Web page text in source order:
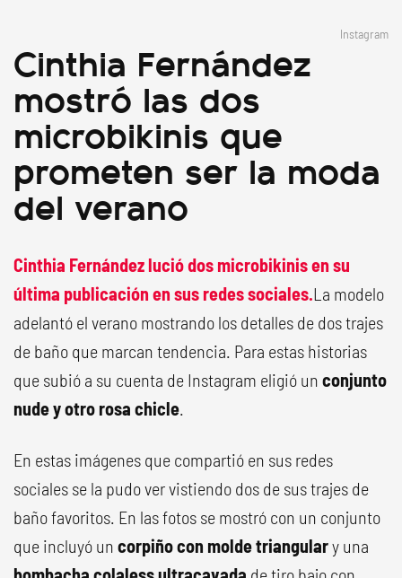
Instagram
Cinthia Fernández
mostró las dos
microbikinis que
prometen ser la moda
del verano
Cinthia Fernández lució dos microbikinis en su
última publicación en sus redes sociales.La modelo
adelantó el verano mostrando los detalles de dos trajes
de baño que marcan tendencia. Para estas historias
que subió a su cuenta de Instagram eligió un conjunto
nude y otro rosa chicle.
En estas imágenes que compartió en sus redes
sociales se la pudo ver vistiendo dos de sus trajes de
baño favoritos. En las fotos se mostró con un conjunto
que incluyó un corpiño con molde triangulary una